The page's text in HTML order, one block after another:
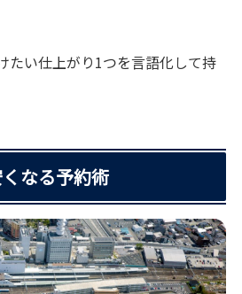
たい仕上がり1つを言語化して持
なる予約術